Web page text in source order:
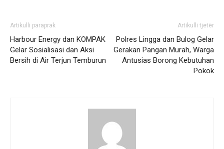
Artikulli paraprak
Harbour Energy dan KOMPAK
Gelar Sosialisasi dan Aksi
Bersih di Air Terjun Temburun
Artikulli tjetër
Polres Lingga dan Bulog Gelar
Gerakan Pangan Murah, Warga
Antusias Borong Kebutuhan
Pokok